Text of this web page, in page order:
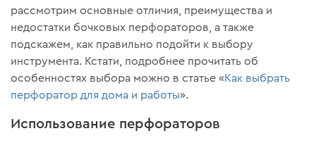
рассмотрим основные отличия, преимущества и
недостатки бочковых перфораторов, а также
подскажем, как правильно подойти к выбору
инструмента. Кстати, подробнее прочитать об
особенностях выбора можно в статье «Как выбрать
перфоратор для дома и работы».
Использование перфораторов